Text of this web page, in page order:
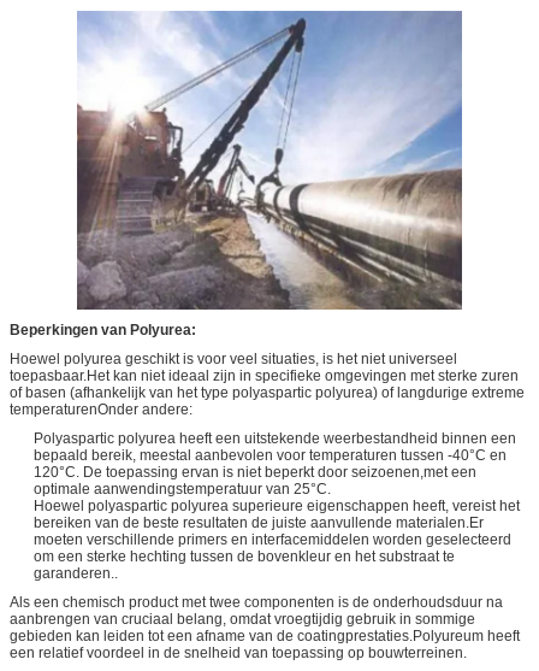
Beperkingen van Polyurea:
Hoewel polyurea geschikt is voor veel situaties, is het niet universeel
toepasbaar.Het kan niet ideaal zijn in specifieke omgevingen met sterke zuren
of basen (afhankelijk van het type polyaspartic polyurea) of langdurige extreme
temperaturenOnder andere:
Polyaspartic polyurea heeft een uitstekende weerbestandheid binnen een
bepaald bereik, meestal aanbevolen voor temperaturen tussen -40°C en
120°C. De toepassing ervan is niet beperkt door seizoenen,met een
optimale aanwendingstemperatuur van 25°C.
Hoewel polyaspartic polyurea superieure eigenschappen heeft, vereist het
bereiken van de beste resultaten de juiste aanvullende materialen.Er
moeten verschillende primers en interfacemiddelen worden geselecteerd
om een sterke hechting tussen de bovenkleur en het substraat te
garanderen..
Als een chemisch product met twee componenten is de onderhoudsduur na
aanbrengen van cruciaal belang, omdat vroegtijdig gebruik in sommige
gebieden kan leiden tot een afname van de coatingprestaties.Polyureum heeft
een relatief voordeel in de snelheid van toepassing op bouwterreinen.